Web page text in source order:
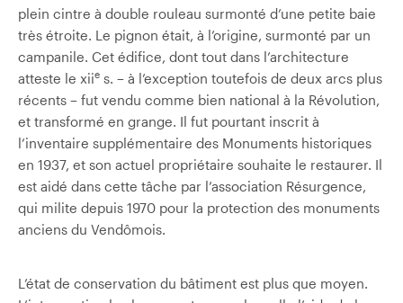
plein cintre à double rouleau surmonté d’une petite baie
très étroite. Le pignon était, à l’origine, surmonté par un
campanile. Cet édifice, dont tout dans l’architecture
atteste le xiie s. – à l’exception toutefois de deux arcs plus
récents – fut vendu comme bien national à la Révolution,
et transformé en grange. Il fut pourtant inscrit à
l’inventaire supplémentaire des Monuments historiques
en 1937, et son actuel propriétaire souhaite le restaurer. Il
est aidé dans cette tâche par l’association Résurgence,
qui milite depuis 1970 pour la protection des monuments
anciens du Vendômois.
L’état de conservation du bâtiment est plus que moyen.